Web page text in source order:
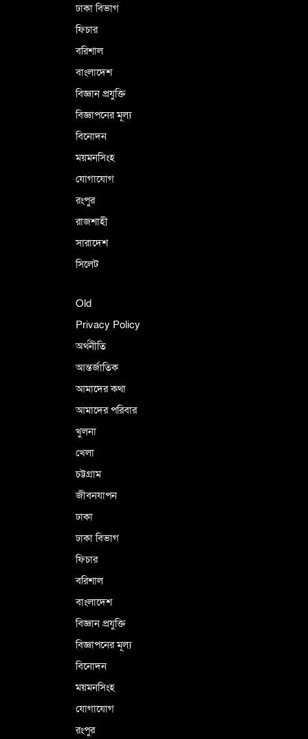
ঢাকা বিভাগ
ফিচার
বরিশাল
বাংলাদেশ
বিজ্ঞান প্রযুক্তি
বিজ্ঞাপনের মূল্য
বিনোদন
ময়মনসিংহ
যোগাযোগ
রংপুর
রাজশাহী
সারাদেশ
সিলেট
Old
Privacy Policy
অর্থনীতি
আন্তর্জাতিক
আমাদের কথা
আমাদের পরিবার
খুলনা
খেলা
চট্টগ্রাম
জীবনযাপন
ঢাকা
ঢাকা বিভাগ
ফিচার
বরিশাল
বাংলাদেশ
বিজ্ঞান প্রযুক্তি
বিজ্ঞাপনের মূল্য
বিনোদন
ময়মনসিংহ
যোগাযোগ
রংপুর